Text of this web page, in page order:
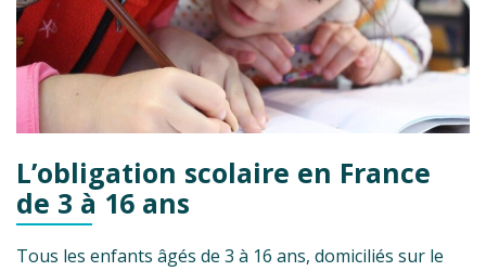
L’obligation scolaire en France
de 3 à 16 ans
Tous les enfants âgés de 3 à 16 ans, domiciliés sur le